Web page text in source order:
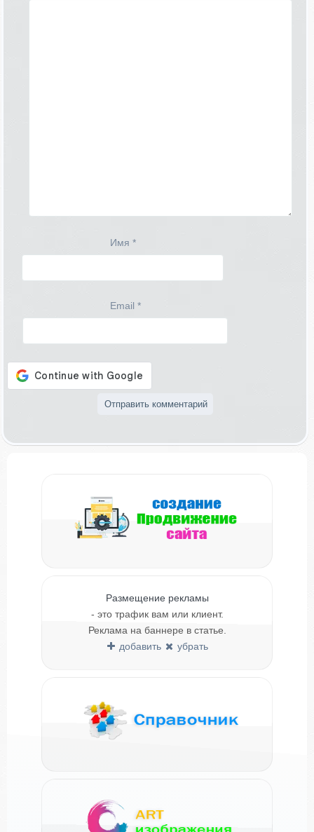
Имя *
Email *
Размещение рекламы
- это трафик вам или клиент.
Реклама на баннере в статье.
добавить
убрать